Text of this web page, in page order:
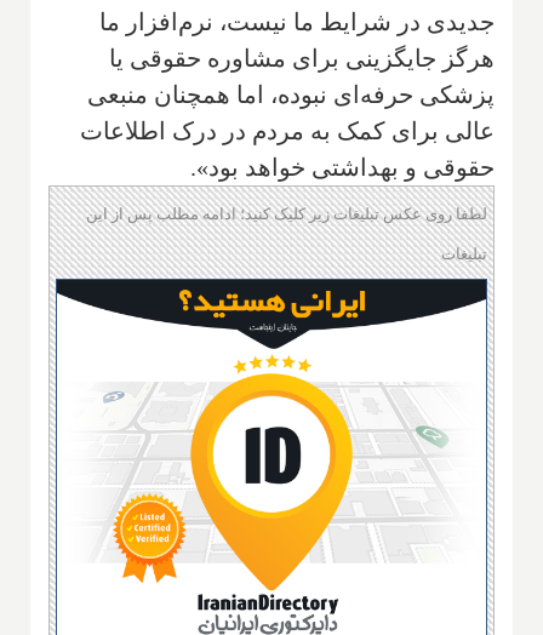
جدیدی در شرایط ما نیست، نرم‌افزار ما
هرگز جایگزینی برای مشاوره حقوقی یا
پزشکی حرفه‌ای نبوده، اما همچنان منبعی
عالی برای کمک به مردم در درک اطلاعات
حقوقی و بهداشتی خواهد بود».
لطفا روی عکس تبلیغات زیر کلیک کنید؛ ادامه مطلب پس از این
تبلیغات